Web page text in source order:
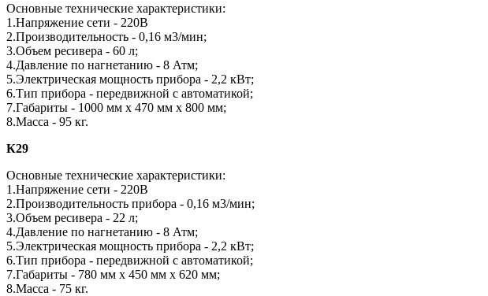
Основные технические характеристики:
1.Напряжение сети - 220В
2.Производительность - 0,16 м3/мин;
3.Объем ресивера - 60 л;
4.Давление по нагнетанию - 8 Атм;
5.Электрическая мощность прибора - 2,2 кВт;
6.Тип прибора - передвижной с автоматикой;
7.Габариты - 1000 мм х 470 мм х 800 мм;
8.Масса - 95 кг.
К29
Основные технические характеристики:
1.Напряжение сети - 220В
2.Производительность прибора - 0,16 м3/мин;
3.Объем ресивера - 22 л;
4.Давление по нагнетанию - 8 Атм;
5.Электрическая мощность прибора - 2,2 кВт;
6.Тип прибора - передвижной с автоматикой;
7.Габариты - 780 мм х 450 мм х 620 мм;
8.Масса - 75 кг.